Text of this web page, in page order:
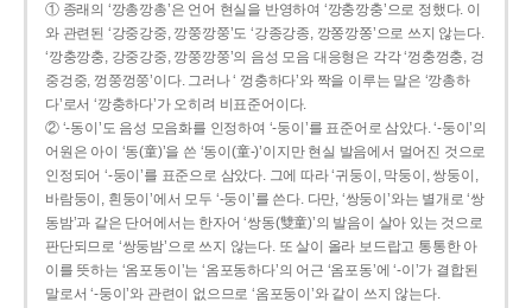
① 종래의 ‘깡총깡총’은 언어 현실을 반영하여 ‘깡충깡충’으로 정했다. 이
와 관련된 ‘강중강중, 깡쭝깡쭝’도 ‘강종강종, 깡쫑깡쫑’으로 쓰지 않는다.
‘깡충깡충, 강중강중, 깡쭝깡쭝’의 음성 모음 대응형은 각각 ‘껑충껑충, 겅
중겅중, 껑쭝껑쭝’이다. 그러나 ‘ 껑충하다’와 짝을 이루는 말은 ‘깡총하
다’로서 ‘깡충하다’가 오히려 비표준어이다.
② ‘-동이’도 음성 모음화를 인정하여 ‘-둥이’를 표준어로 삼았다. ‘-둥이’의
어원은 아이 ‘동(童)’을 쓴 ‘동이(童-)’이지만 현실 발음에서 멀어진 것으로
인정되어 ‘-둥이’를 표준으로 삼았다. 그에 따라 ‘귀둥이, 막둥이, 쌍둥이,
바람둥이, 흰둥이’에서 모두 ‘-둥이’를 쓴다. 다만, ‘쌍둥이’와는 별개로 ‘쌍
동밤’과 같은 단어에서는 한자어 ‘쌍동(雙童)’의 발음이 살아 있는 것으로
판단되므로 ‘쌍둥밤’으로 쓰지 않는다. 또 살이 올라 보드랍고 통통한 아
이를 뜻하는 ‘옴포동이’는 ‘옴포동하다’의 어근 ‘옴포동’에 ‘-이’가 결합된
말로서 ‘-둥이’와 관련이 없으므로 ‘옴포둥이’와 같이 쓰지 않는다.